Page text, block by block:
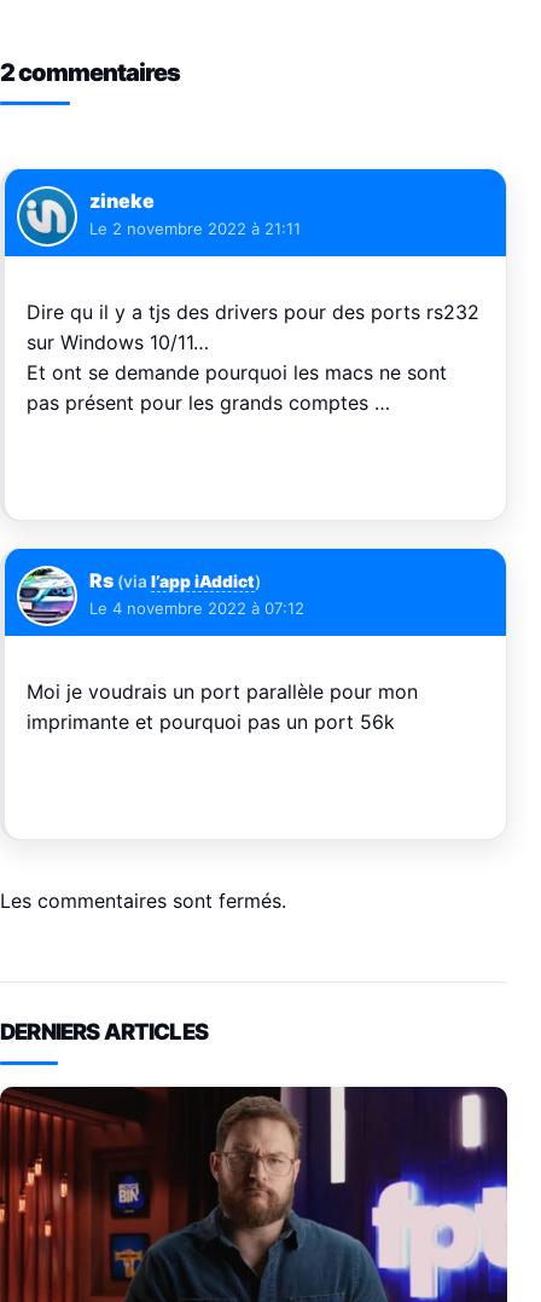
2 commentaires
zineke
Le 2 novembre 2022 à 21:11
Dire qu il y a tjs des drivers pour des ports rs232
sur Windows 10/11…
Et ont se demande pourquoi les macs ne sont
pas présent pour les grands comptes …
Rs (via l’app iAddict)
Le 4 novembre 2022 à 07:12
Moi je voudrais un port parallèle pour mon
imprimante et pourquoi pas un port 56k
Les commentaires sont fermés.
DERNIERS ARTICLES